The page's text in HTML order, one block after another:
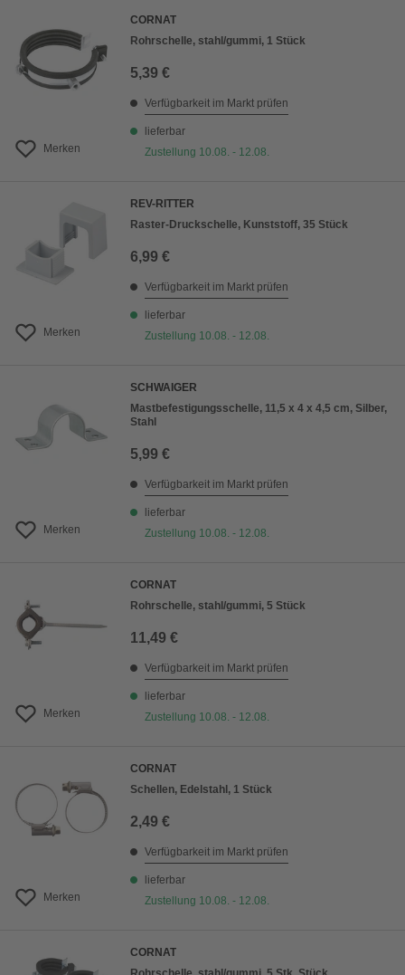
Merken
CORNAT
Rohrschelle, stahl/gummi, 1 Stück
5,39 €
Verfügbarkeit im Markt prüfen
lieferbar
Zustellung 10.08. - 12.08.
Merken
REV-RITTER
Raster-Druckschelle, Kunststoff, 35 Stück
6,99 €
Verfügbarkeit im Markt prüfen
lieferbar
Zustellung 10.08. - 12.08.
Merken
SCHWAIGER
Mastbefestigungsschelle, 11,5 x 4 x 4,5 cm, Silber,
Stahl
5,99 €
Verfügbarkeit im Markt prüfen
lieferbar
Zustellung 10.08. - 12.08.
Merken
CORNAT
Rohrschelle, stahl/gummi, 5 Stück
11,49 €
Verfügbarkeit im Markt prüfen
lieferbar
Zustellung 10.08. - 12.08.
Merken
CORNAT
Schellen, Edelstahl, 1 Stück
2,49 €
Verfügbarkeit im Markt prüfen
lieferbar
Zustellung 10.08. - 12.08.
CORNAT